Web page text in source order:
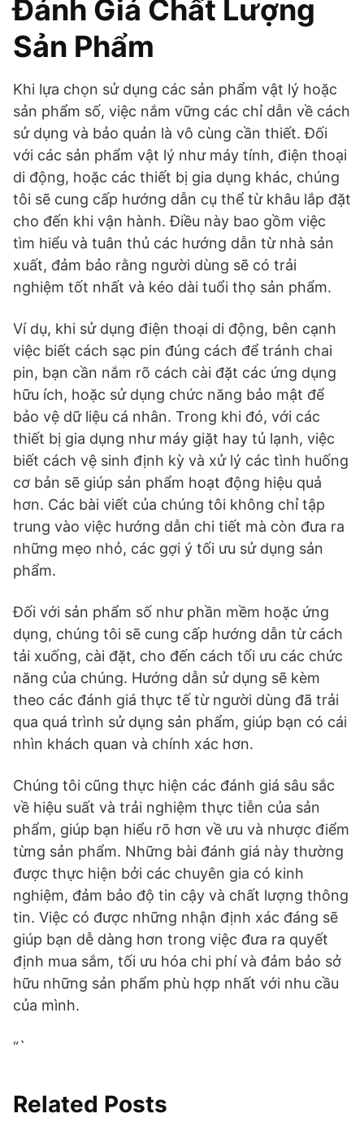
Đánh Giá Chất Lượng
Sản Phẩm
Khi lựa chọn sử dụng các sản phẩm vật lý hoặc
sản phẩm số, việc nắm vững các chỉ dẫn về cách
sử dụng và bảo quản là vô cùng cần thiết. Đối
với các sản phẩm vật lý như máy tính, điện thoại
di động, hoặc các thiết bị gia dụng khác, chúng
tôi sẽ cung cấp hướng dẫn cụ thể từ khâu lắp đặt
cho đến khi vận hành. Điều này bao gồm việc
tìm hiểu và tuân thủ các hướng dẫn từ nhà sản
xuất, đảm bảo rằng người dùng sẽ có trải
nghiệm tốt nhất và kéo dài tuổi thọ sản phẩm.
Ví dụ, khi sử dụng điện thoại di động, bên cạnh
việc biết cách sạc pin đúng cách để tránh chai
pin, bạn cần nắm rõ cách cài đặt các ứng dụng
hữu ích, hoặc sử dụng chức năng bảo mật để
bảo vệ dữ liệu cá nhân. Trong khi đó, với các
thiết bị gia dụng như máy giặt hay tủ lạnh, việc
biết cách vệ sinh định kỳ và xử lý các tình huống
cơ bản sẽ giúp sản phẩm hoạt động hiệu quả
hơn. Các bài viết của chúng tôi không chỉ tập
trung vào việc hướng dẫn chi tiết mà còn đưa ra
những mẹo nhỏ, các gợi ý tối ưu sử dụng sản
phẩm.
Đối với sản phẩm số như phần mềm hoặc ứng
dụng, chúng tôi sẽ cung cấp hướng dẫn từ cách
tải xuống, cài đặt, cho đến cách tối ưu các chức
năng của chúng. Hướng dẫn sử dụng sẽ kèm
theo các đánh giá thực tế từ người dùng đã trải
qua quá trình sử dụng sản phẩm, giúp bạn có cái
nhìn khách quan và chính xác hơn.
Chúng tôi cũng thực hiện các đánh giá sâu sắc
về hiệu suất và trải nghiệm thực tiễn của sản
phẩm, giúp bạn hiểu rõ hơn về ưu và nhược điểm
từng sản phẩm. Những bài đánh giá này thường
được thực hiện bởi các chuyên gia có kinh
nghiệm, đảm bảo độ tin cậy và chất lượng thông
tin. Việc có được những nhận định xác đáng sẽ
giúp bạn dễ dàng hơn trong việc đưa ra quyết
định mua sắm, tối ưu hóa chi phí và đảm bảo sở
hữu những sản phẩm phù hợp nhất với nhu cầu
của mình.
“`
Related Posts